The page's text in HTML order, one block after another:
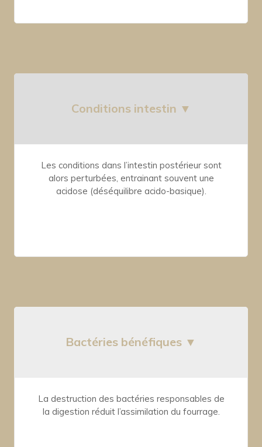
Conditions intestin ▼
Les conditions dans l’intestin postérieur sont
alors perturbées, entrainant souvent une
acidose (déséquilibre acido-basique).
Bactéries bénéfiques ▼
La destruction des bactéries responsables de
la digestion réduit l’assimilation du fourrage.